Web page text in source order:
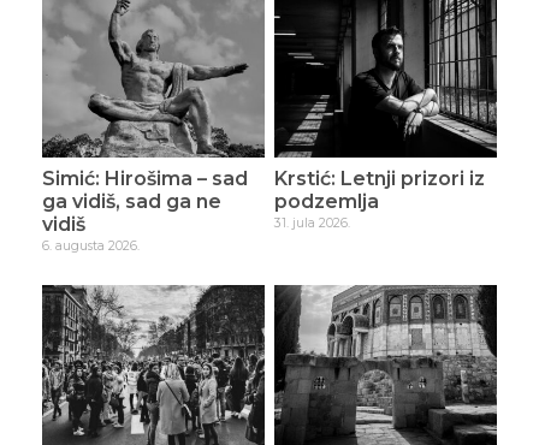
Simić: Hirošima – sad
ga vidiš, sad ga ne
vidiš
6. augusta 2026.
Krstić: Letnji prizori iz
podzemlja
31. jula 2026.